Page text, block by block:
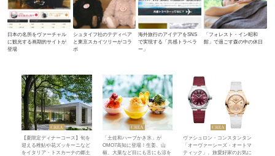
日本の名所をヴァーチャル
に観光する画期的サイトが
登場
シュタイフ社のテディベア
と東京スカイツリーがコラ
ボ
海外旅行のアイデアをSNS
で実現する「共感トラベラ
ー」
「フォレスト・イン昭和
館」で過ごす森の中の休日
【夏限定ディナーコース】旬を
迎える稚鮎や花ズッキーニなど
をイタリア・トスカーナの郷土
「土佐和ハーブかき氷」が
OMO7高知に登場！生姜、山
椒、大葉など目にも舌にも涼を
ヴァシュロン・コンスタンタン
「オーヴァーシーズ・オートマ
ティック」。旅愛好家のお気に